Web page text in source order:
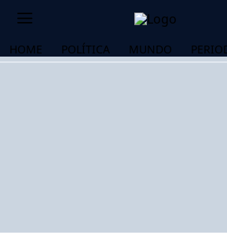
HOME POLÍTICA MUNDO